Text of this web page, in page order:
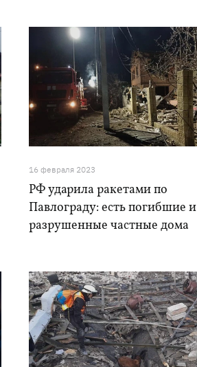
16 февраля 2023
РФ ударила ракетами по
Павлограду: есть погибшие и
разрушенные частные дома